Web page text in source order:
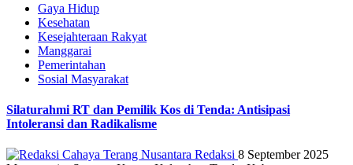
Gaya Hidup
Kesehatan
Kesejahteraan Rakyat
Manggarai
Pemerintahan
Sosial Masyarakat
Silaturahmi RT dan Pemilik Kos di Tenda: Antisipasi
Intoleransi dan Radikalisme
Redaksi 8 September 2025